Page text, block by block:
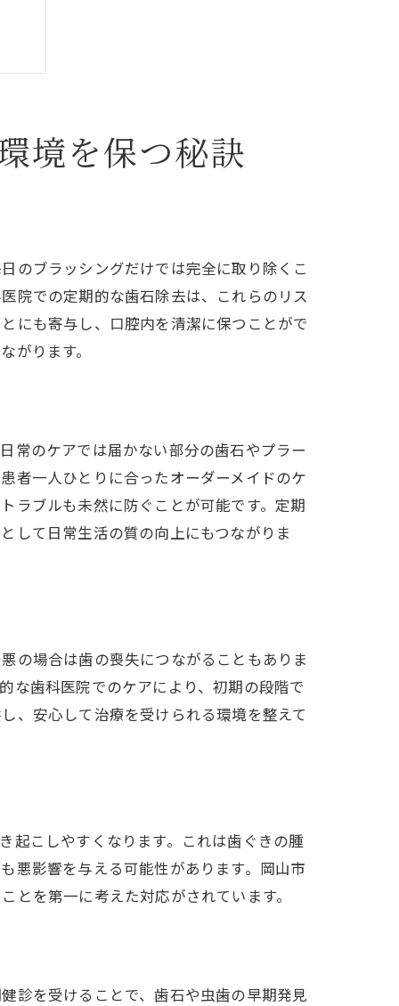
境を保つ秘訣
のブラッシングだけでは完全に取り除くこ
院での定期的な歯石除去は、これらのリス
にも寄与し、口腔内を清潔に保つことがで
がります。
常のケアでは届かない部分の歯石やプラー
者一人ひとりに合ったオーダーメイドのケ
ラブルも未然に防ぐことが可能です。定期
して日常生活の質の向上にもつながりま
の場合は歯の喪失につながることもありま
な歯科医院でのケアにより、初期の段階で
、安心して治療を受けられる環境を整えて
起こしやすくなります。これは歯ぐきの腫
悪影響を与える可能性があります。岡山市
を第一に考えた対応がされています。
診を受けることで、歯石や虫歯の早期発見